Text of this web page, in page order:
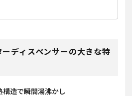
ディスペンサーの大きな特
造で瞬間湯沸かし